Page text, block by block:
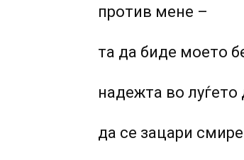
против мене –
та да биде моето
надежта во луѓето
да се зацари